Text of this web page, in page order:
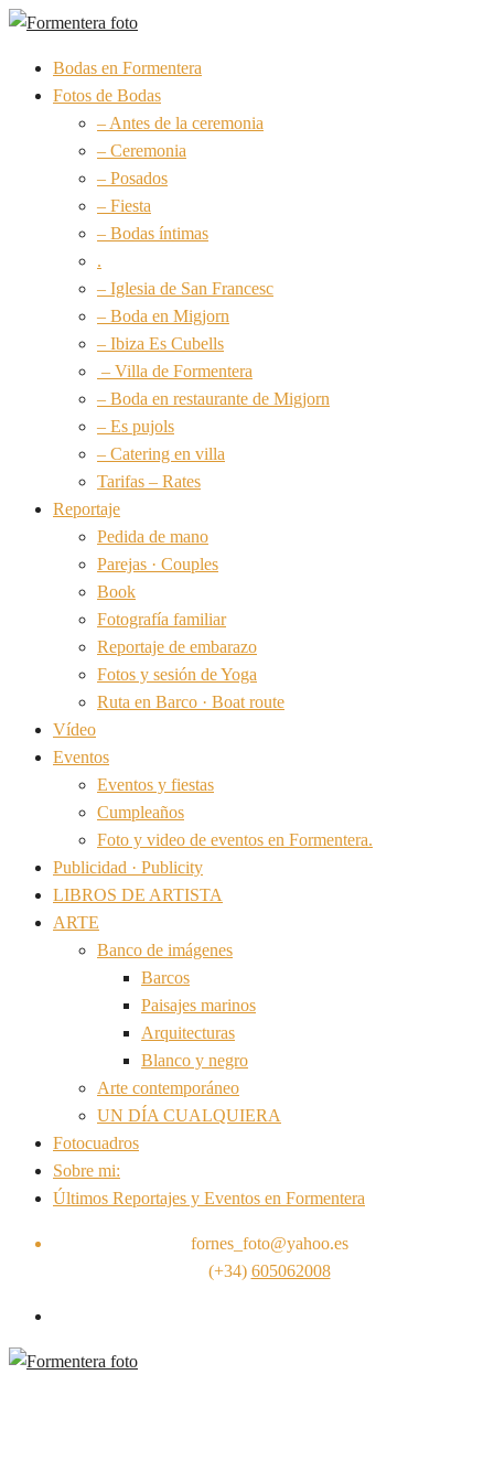
Bodas en Formentera
Fotos de Bodas
– Antes de la ceremonia
– Ceremonia
– Posados
– Fiesta
– Bodas íntimas
.
– Iglesia de San Francesc
– Boda en Migjorn
– Ibiza Es Cubells
– Villa de Formentera
– Boda en restaurante de Migjorn
– Es pujols
– Catering en villa
Tarifas – Rates
Reportaje
Pedida de mano
Parejas · Couples
Book
Fotografía familiar
Reportaje de embarazo
Fotos y sesión de Yoga
Ruta en Barco · Boat route
Vídeo
Eventos
Eventos y fiestas
Cumpleaños
Foto y video de eventos en Formentera.
Publicidad · Publicity
LIBROS DE ARTISTA
ARTE
Banco de imágenes
Barcos
Paisajes marinos
Arquitecturas
Blanco y negro
Arte contemporáneo
UN DÍA CUALQUIERA
Fotocuadros
Sobre mi:
Últimos Reportajes y Eventos en Formentera
fornes_foto@yahoo.es
(+34) 605062008